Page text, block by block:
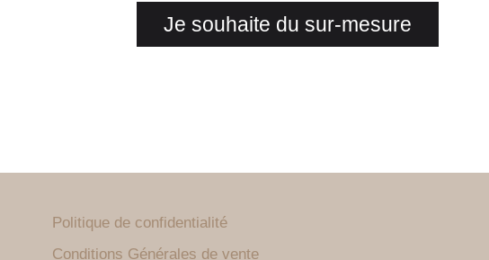
Je souhaite du sur-mesure
Politique de confidentialité
Conditions Générales de vente